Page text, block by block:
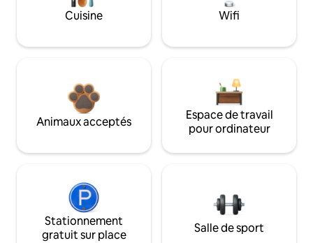
Cuisine Wifi
Animaux acceptés
Espace de travail
pour ordinateur
Stationnement
gratuit sur place
Salle de sport